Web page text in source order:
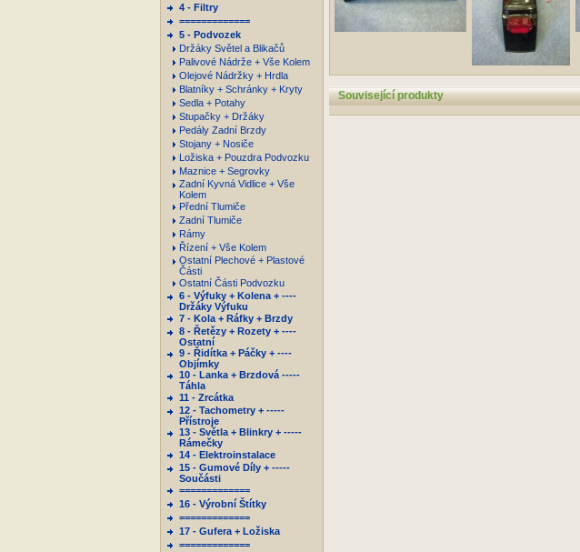
4 - Filtry
=============
5 - Podvozek
Držáky Světel a Blikačů
Palivové Nádrže + Vše Kolem
Olejové Nádržky + Hrdla
Blatníky + Schránky + Kryty
Sedla + Potahy
Stupačky + Držáky
Pedály Zadní Brzdy
Stojany + Nosiče
Ložiska + Pouzdra Podvozku
Maznice + Segrovky
Zadní Kyvná Vidlice + Vše
Kolem
Přední Tlumiče
Zadní Tlumiče
Rámy
Řízení + Vše Kolem
Ostatní Plechové + Plastové
Části
Ostatní Části Podvozku
6 - Výfuky + Kolena + ----
Držáky Výfuku
7 - Kola + Ráfky + Brzdy
8 - Řetězy + Rozety + ----
Ostatní
9 - Řidítka + Páčky + ----
Objímky
10 - Lanka + Brzdová -----
Táhla
11 - Zrcátka
12 - Tachometry + -----
Přístroje
13 - Světla + Blinkry + -----
Rámečky
14 - Elektroinstalace
15 - Gumové Díly + -----
Součásti
=============
16 - Výrobní Štítky
=============
17 - Gufera + Ložiska
=============
Související produkty